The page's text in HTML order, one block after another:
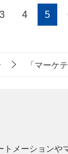
3 4 5
「マーケ
トメーションや